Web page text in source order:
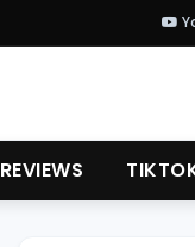
REVIEWS